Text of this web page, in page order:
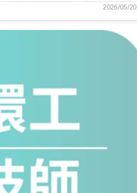
。因此，我給自己設定了約 8 個
一邊工作的情況下，紮實地完成複
， 發現擁有技師證照不僅是專業
2026/05/20